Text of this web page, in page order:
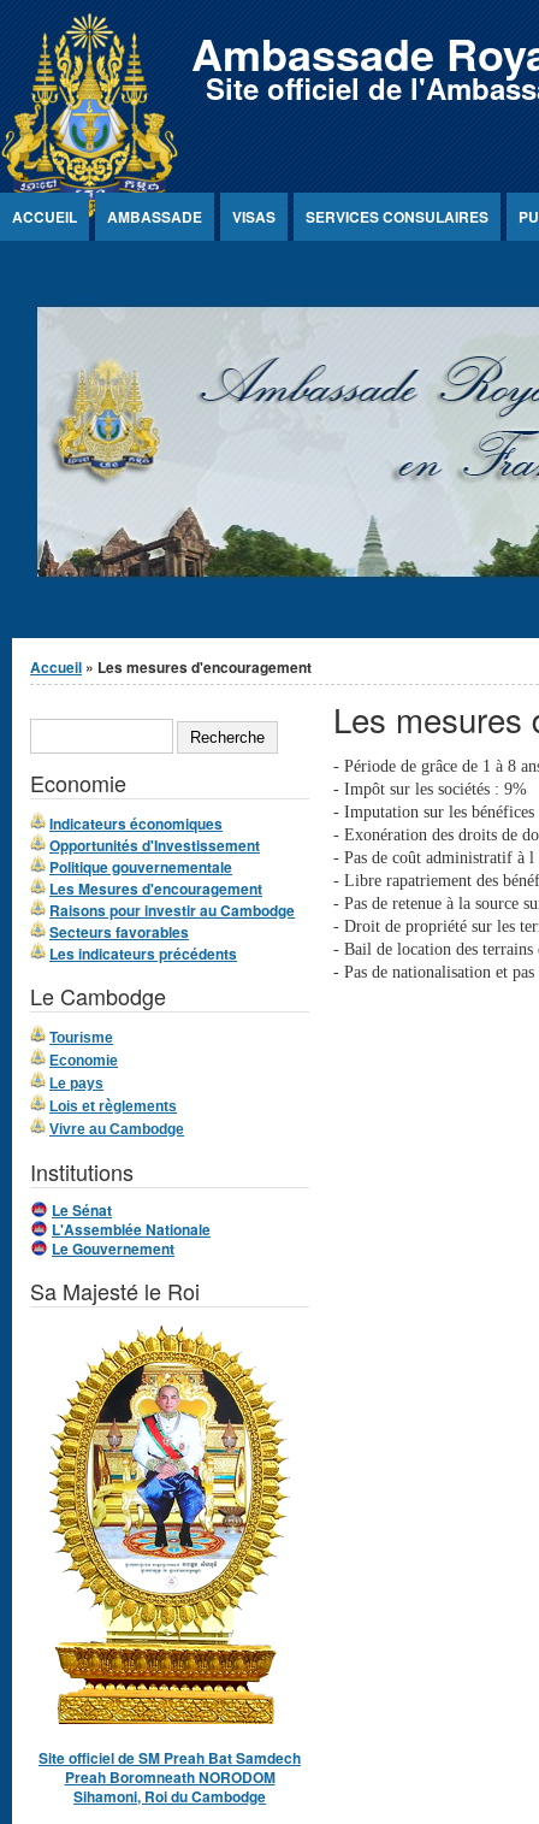
Jump to Content Ambassade
Site officiel de
ACCUEIL AMBASSADE VISAS SERVICES CONSULAIRES
Vous êtes ici
Accueil » Les mesures d'encouragement
Les mesures
- Période de grâce de 1 à 8
- Impôt sur les sociétés : 9%
- Imputation sur les bénéfices
- Exonération des droits de
- Pas de coût administratif à l
- Libre rapatriement des
- Pas de retenue à la source
- Droit de propriété sur les
- Bail de location des terrains
- Pas de nationalisation et
Formulaire de
recherche
Economie
Indicateurs économiques
Opportunités d'Investissement
Politique gouvernementale
Les Mesures d'encouragement
Raisons pour investir au Cambodge
Secteurs favorables
Les indicateurs précédents
Le Cambodge
Tourisme
Economie
Le pays
Lois et règlements
Vivre au Cambodge
Institutions
Le Sénat
L'Assemblée Nationale
Le Gouvernement
Sa Majesté le Roi
Site officiel de SM Preah Bat Samdech
Preah Boromneath NORODOM
Sihamoni, Roi du Cambodge